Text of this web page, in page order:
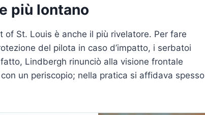
più lontano
St. Louis è anche il più rivelatore. Per fare
del pilota in caso d’impatto, i serbatoi
Lindbergh rinunciò alla visione frontale
un periscopio; nella pratica si affidava spesso